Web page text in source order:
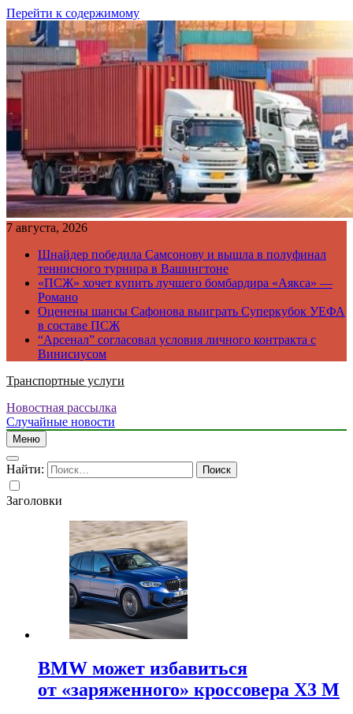
Перейти к содержимому
7 августа, 2026
Шнайдер победила Самсонову и вышла в полуфинал
теннисного турнира в Вашингтоне
«ПСЖ» хочет купить лучшего бомбардира «Аякса» —
Романо
Оценены шансы Сафонова выиграть Суперкубок УЕФА
в составе ПСЖ
“Арсенал” согласовал условия личного контракта с
Винисиусом
Транспортные услуги
Новостная рассылка
Случайные новости
Меню
Найти:
Заголовки
BMW может избавиться
от «заряженного» кроссовера X3 M